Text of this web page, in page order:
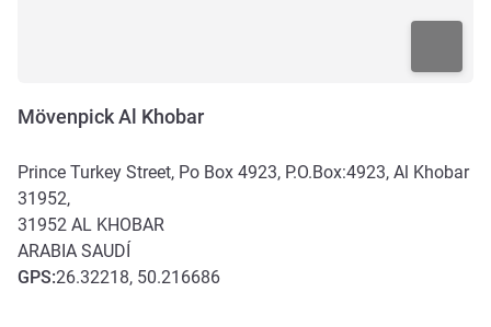
Mövenpick Al Khobar
Prince Turkey Street, Po Box 4923, P.O.Box:4923, Al Khobar
31952,
31952 AL KHOBAR
ARABIA SAUDÍ
GPS:26.32218, 50.216686